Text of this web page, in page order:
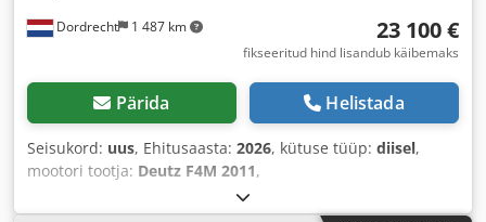
Dordrecht 1 487 km 23 100 €
fikseeritud hind lisandub käibemaks
Pärida Helistada
Seisukord: uus, Ehitusaasta: 2026, kütuse tüüp: diisel,
mootori tootja: Deutz F4M 2011,